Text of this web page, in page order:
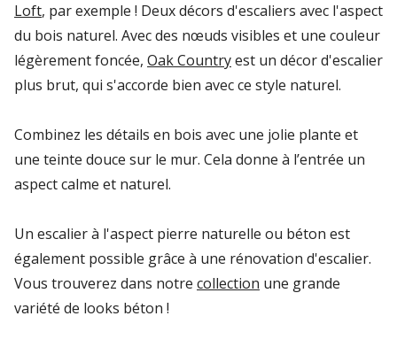
Loft, par exemple ! Deux décors d'escaliers avec l'aspect
du bois naturel. Avec des nœuds visibles et une couleur
légèrement foncée, Oak Countryest un décor d'escalier
plus brut, qui s'accorde bien avec ce style naturel.
Combinez les détails en bois avec une jolie plante et
une teinte douce sur le mur. Cela donne à l’entrée un
aspect calme et naturel.
Un escalier à l'aspect pierre naturelle ou béton est
également possible grâce à une rénovation d'escalier.
Vous trouverez dans notre collection une grande
variété de looks béton !